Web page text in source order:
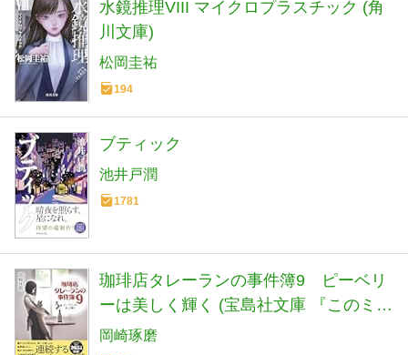
水鏡推理VIII マイクロプラスチック (角
川文庫)
松岡圭祐
194
ブティック
池井戸潤
1781
珈琲店タレーランの事件簿9 ピーベリ
ーは美しく輝く (宝島社文庫 『このミ
ス』大賞シリーズ)
岡崎琢磨